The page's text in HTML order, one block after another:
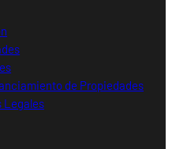
de Propiedades
Legales